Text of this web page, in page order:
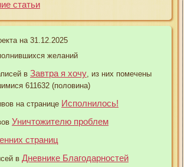
статьи
на 31.12.2025
желаний
в Завтра я хочу , из них помечены
611632 (половина)
на странице Исполнилось!
Уничтожителю проблем
страниц
в Дневнике Благодарностей